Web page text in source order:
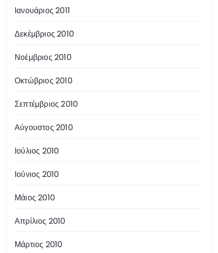
Ιανουάριος 2011
Δεκέμβριος 2010
Νοέμβριος 2010
Οκτώβριος 2010
Σεπτέμβριος 2010
Αύγουστος 2010
Ιούλιος 2010
Ιούνιος 2010
Μάιος 2010
Απρίλιος 2010
Μάρτιος 2010